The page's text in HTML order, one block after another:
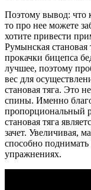
Поэтому вывод: что
то про нее можете
хотите привести
Румынская
прокачки бицепса
лучшее, поэтому
вес для
становая тяга. Это
спины. Именно
пропорциональный
становая тяга
зачет. Увеличивая,
способно
упражнениях.